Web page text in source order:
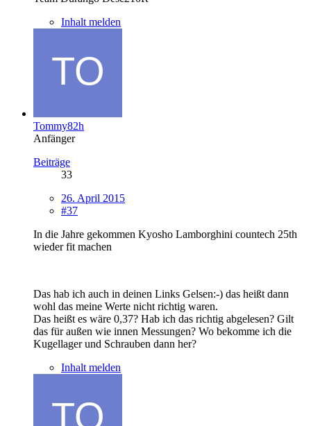
Inhalt melden
Tommy82h
Anfänger
Beiträge
33
26. April 2015
#37
In die Jahre gekommen Kyosho Lamborghini countech 25th
wieder fit machen
Das hab ich auch in deinen Links Gelsen:-) das heißt dann
wohl das meine Werte nicht richtig waren.
Das heißt es wäre 0,37? Hab ich das richtig abgelesen? Gilt
das für außen wie innen Messungen? Wo bekomme ich die
Kugellager und Schrauben dann her?
Inhalt melden